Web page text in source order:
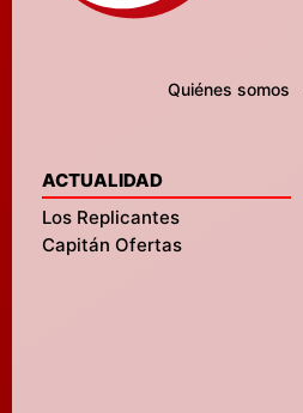
Quiénes somos
ACTUALIDAD
Los Replicantes
Capitán Ofertas